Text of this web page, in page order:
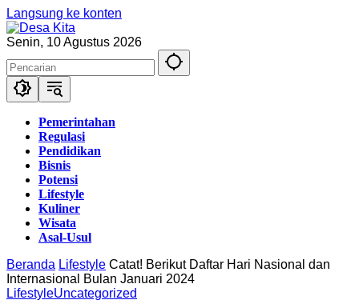
Langsung ke konten
Senin, 10 Agustus 2026
Pemerintahan
Regulasi
Pendidikan
Bisnis
Potensi
Lifestyle
Kuliner
Wisata
Asal-Usul
Beranda Lifestyle Catat! Berikut Daftar Hari Nasional dan
Internasional Bulan Januari 2024
LifestyleUncategorized